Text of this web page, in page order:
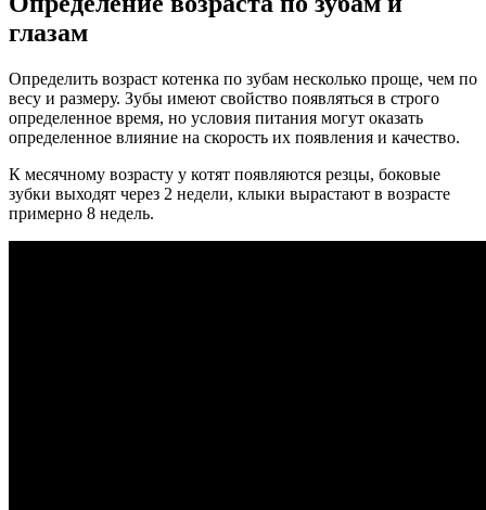
глазам
Определить возраст котенка по зубам несколько проще, чем по
весу и размеру. Зубы имеют свойство появляться в строго
определенное время, но условия питания могут оказать
определенное влияние на скорость их появления и качество.
К месячному возрасту у котят появляются резцы, боковые
зубки выходят через 2 недели, клыки вырастают в возрасте
примерно 8 недель.